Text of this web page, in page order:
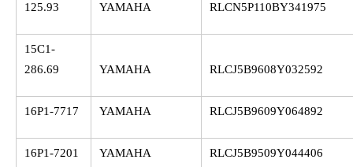
125.93
YAMAHA RLCN5P110BY341975
15C1-
286.69
YAMAHA RLCJ5B9608Y032592
16P1-7717 YAMAHA RLCJ5B9609Y064892
16P1-7201 YAMAHA RLCJ5B9509Y044406